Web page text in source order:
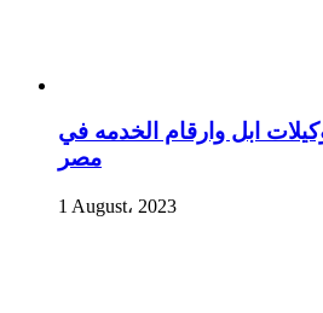
ابل وارقام الخدمه في
مصر
1 August، 2023